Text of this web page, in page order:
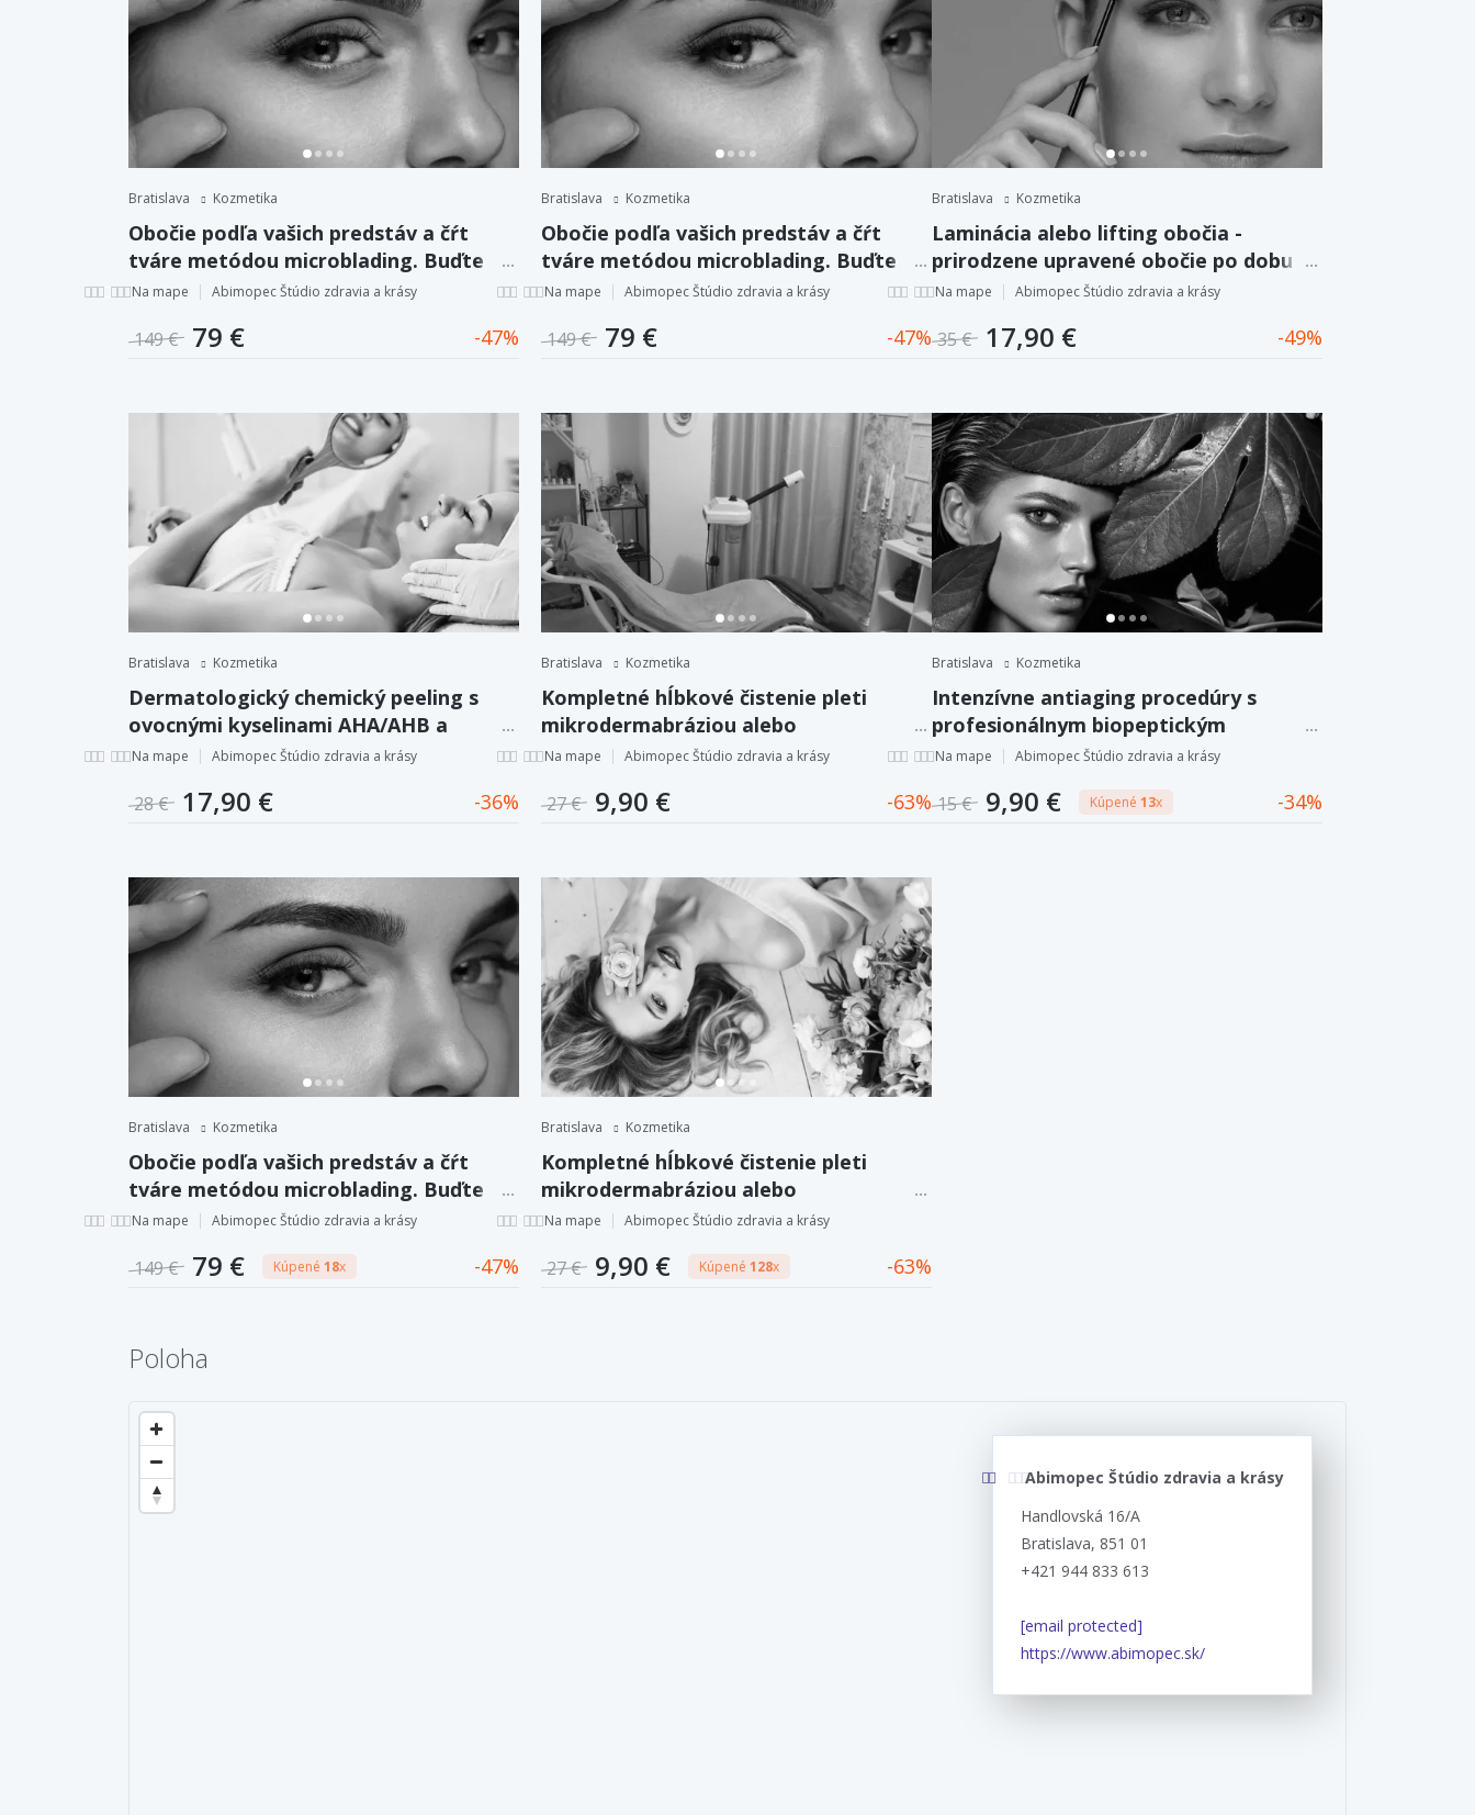
Bratislava Kozmetika
Obočie podľa vašich predstáv a čŕt
tváre metódou microblading. Buďte
stále krásna!
Na mape Abimopec Štúdio zdravia a krásy
149 € 79 € 47
Bratislava Kozmetika
Obočie podľa vašich predstáv a čŕt
tváre metódou microblading. Buďte
stále krásna!
Na mape Abimopec Štúdio zdravia a krásy
149 € 79 € 47
Bratislava Kozmetika
Laminácia alebo lifting obočia -
prirodzene upravené obočie po dobu 4
týždňov.
Na mape Abimopec Štúdio zdravia a krásy
35 € 17,90 € 49
Bratislava Kozmetika
Dermatologický chemický peeling s
ovocnými kyselinami AHA/AHB a
bioaktívnym kolagénom.
Na mape Abimopec Štúdio zdravia a krásy
28 € 17,90 € 36
Bratislava Kozmetika
Kompletné hĺbkové čistenie pleti
mikrodermabráziou alebo
ultrazvukom.
Na mape Abimopec Štúdio zdravia a krásy
27 € 9,90 € 63
Bratislava Kozmetika
Intenzívne antiaging procedúry s
profesionálnym biopeptickým
komplexom pre všetky typy pleti.
Na mape Abimopec Štúdio zdravia a krásy
15 € 9,90 € Kúpené 13x 34
Bratislava Kozmetika
Obočie podľa vašich predstáv a čŕt
tváre metódou microblading. Buďte
stále krásna!
Na mape Abimopec Štúdio zdravia a krásy
149 € 79 € Kúpené 18x 47
Bratislava Kozmetika
Kompletné hĺbkové čistenie pleti
mikrodermabráziou alebo
ultrazvukom.
Na mape Abimopec Štúdio zdravia a krásy
27 € 9,90 € Kúpené 128x 63
Poloha
Abimopec Štúdio zdravia a krásy
Handlovská 16/A
Bratislava, 851 01
+421 944 833 613
[email protected]
https://www.abimopec.sk/